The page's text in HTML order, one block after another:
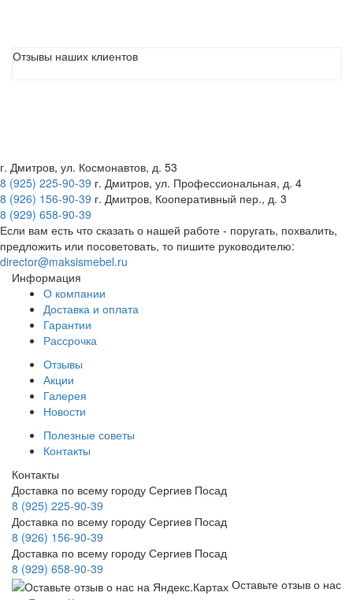
Отзывы наших клиентов
г. Дмитров, ул. Космонавтов, д. 53
8 (925) 225-90-39 г. Дмитров, ул. Профессиональная, д. 4
8 (926) 156-90-39 г. Дмитров, Кооперативный пер., д. 3
8 (929) 658-90-39
Если вам есть что сказать о нашей работе - поругать, похвалить,
предложить или посоветовать, то пишите руководителю:
director@maksismebel.ru
Информация
О компании
Доставка и оплата
Гарантии
Рассрочка
Отзывы
Акции
Галерея
Новости
Полезные советы
Контакты
Контакты
Доставка по всему городу Сергиев Посад
8 (925) 225-90-39
Доставка по всему городу Сергиев Посад
8 (926) 156-90-39
Доставка по всему городу Сергиев Посад
8 (929) 658-90-39
Оставьте отзыв о нас